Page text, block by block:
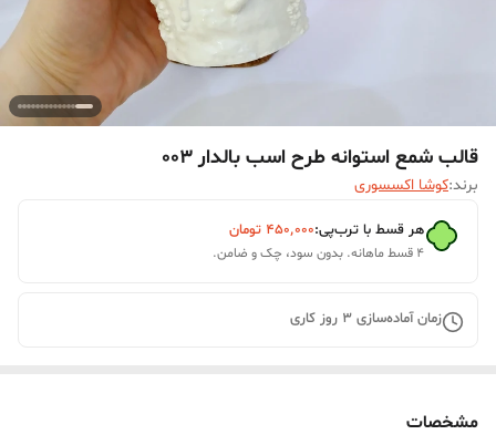
قالب شمع استوانه طرح اسب بالدار 003
برند:کوشا اکسسوری
هر قسط با ترب‌پی:۴۵۰٬۰۰۰ تومان
۴ قسط ماهانه. بدون سود، چک و ضامن.
زمان آماده‌سازی 3 روز کاری
مشخصات